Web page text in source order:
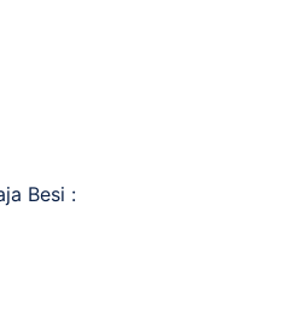
Besi :